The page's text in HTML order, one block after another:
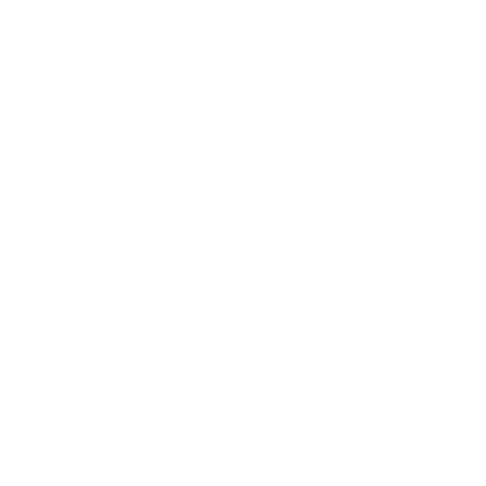
La Alfa contraria se tambaleó, sorprendida; no por